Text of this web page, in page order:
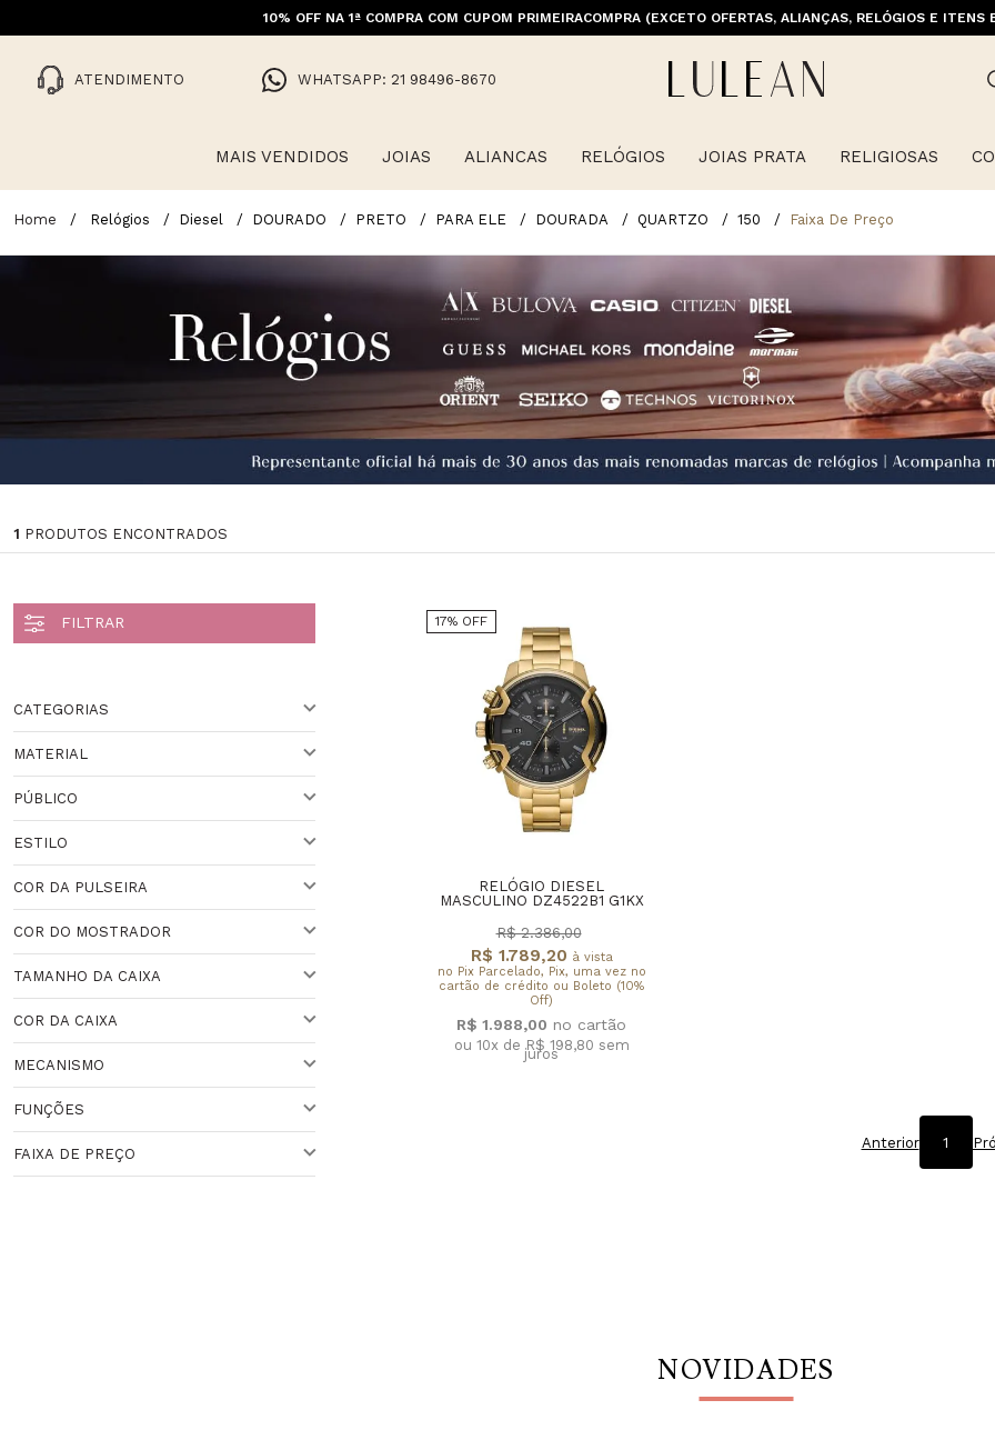
10% OFF NA 1ª COMPRA COM CUPOM PRIMEIRACOMPRA (EXCETO OFERTAS, ALIANÇAS, RELÓGIOS E ITENS
FRETE GRÁTIS ACIMA DE 399 PARA REGIÕES SELECIONADAS (EXCETO LINHA
ATENDIMENTO WHATSAPP: 21 98496-8670
MAIS VENDIDOS JOIAS ALIANCAS RELÓGIOS JOIAS PRATA RELIGIOSAS
Relógios Diesel DOURADO PRETO PARA ELE DOURADA QUARTZO 150 Faixa De Preço
1 PRODUTOS ENCONTRADOS
CATEGORIAS
MATERIAL
PÚBLICO
ESTILO
COR DA PULSEIRA
COR DO MOSTRADOR
TAMANHO DA CAIXA
COR DA CAIXA
MECANISMO
QUARTZO
FUNÇÕES
CRONÓGRAFO
FAIXA DE PREÇO
17% OFF
RELÓGIO DIESEL
MASCULINO DZ4522B1 G1KX
R$ 1.789,20 à vista
no Pix Parcelado, Pix, uma vez no
cartão de crédito ou Boleto (10%
Off)
R$ 2.386,00
R$ 1.988,00
ou 10x de R$ 198,80 sem
juros
Anterior 1
NOVIDADES